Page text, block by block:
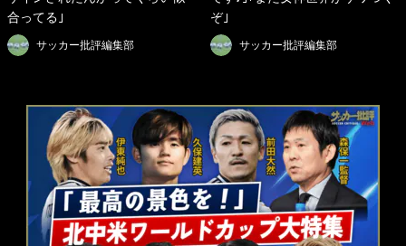
合ってる｣
サッカー批評編集部
ぞ｣
サッカー批評編集部